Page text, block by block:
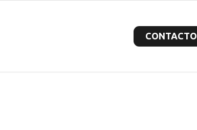
CONTACTO